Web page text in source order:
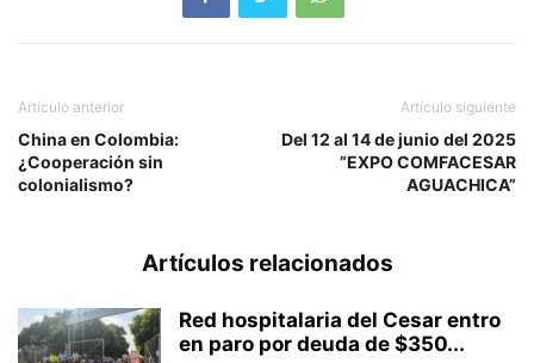
Artículo anterior
China en Colombia:
¿Cooperación sin
colonialismo?
Artículo siguiente
Del 12 al 14 de junio del 2025
”EXPO COMFACESAR
AGUACHICA”
Artículos relacionados
Red hospitalaria del Cesar entro
en paro por deuda de $350...